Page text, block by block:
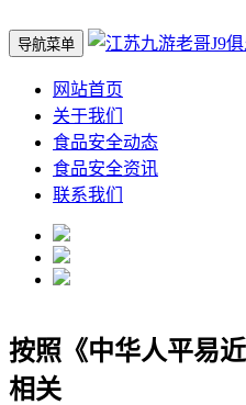
导航菜单
网站首页
关于我们
食品安全动态
食品安全资讯
联系我们
按照《中华人平易
相关